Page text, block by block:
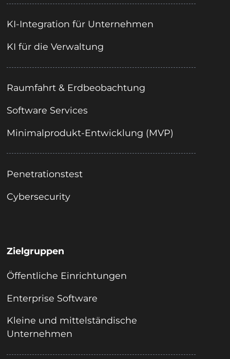
KI-Integration für Unternehmen
KI für die Verwaltung
Raumfahrt & Erdbeobachtung
Software Services
Minimalprodukt-Entwicklung (MVP)
Penetrationstest
Cybersecurity
Zielgruppen
Öffentliche Einrichtungen
Enterprise Software
Kleine und mittelständische
Unternehmen